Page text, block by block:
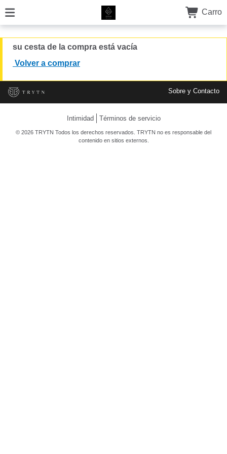
Carro
su cesta de la compra está vacía
Volver a comprar
Sobre y Contacto
Intimidad Términos de servicio
© 2026 TRYTN Todos los derechos reservados. TRYTN no es responsable del
contenido en sitios externos.